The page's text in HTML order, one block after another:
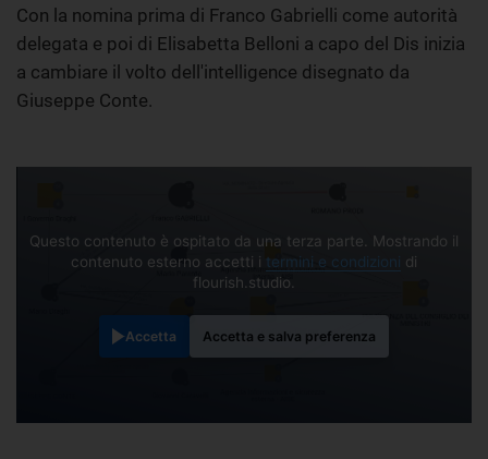
Con la nomina prima di Franco Gabrielli come autorità
delegata e poi di Elisabetta Belloni a capo del Dis inizia
a cambiare il volto dell'intelligence disegnato da
Giuseppe Conte.
Questo contenuto è ospitato da una terza parte. Mostrando il
contenuto esterno accetti i termini e condizioni di
flourish.studio.
Accetta Accetta e salva preferenza